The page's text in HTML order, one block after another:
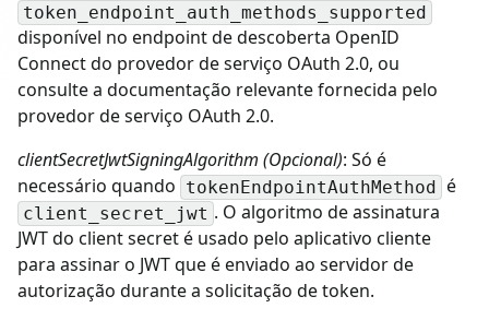
token_endpoint_auth_methods_supported
disponível no endpoint de descoberta OpenID
Connect do provedor de serviço OAuth 2.0, ou
consulte a documentação relevante fornecida pelo
provedor de serviço OAuth 2.0.
clientSecretJwtSigningAlgorithm (Opcional): Só é
necessário quando tokenEndpointAuthMethod é
client_secret_jwt . O algoritmo de assinatura
JWT do client secret é usado pelo aplicativo cliente
para assinar o JWT que é enviado ao servidor de
autorização durante a solicitação de token.